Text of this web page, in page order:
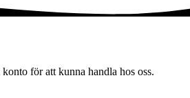
för att kunna handla hos oss.